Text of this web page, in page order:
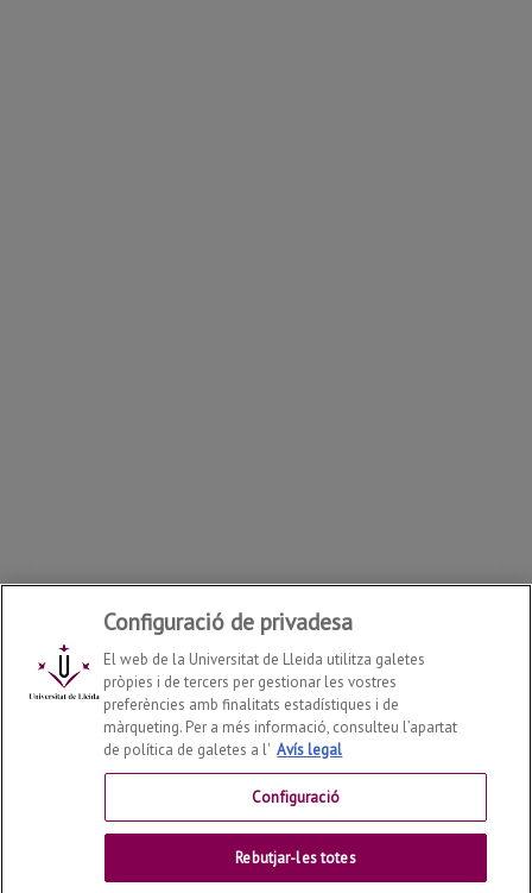
Departament d'Economia i Empresa2026
Contactar
Configuració de privadesa
El web de la Universitat de Lleida utilitza galetes
pròpies i de tercers per gestionar les vostres
preferències amb finalitats estadístiques i de
màrqueting. Per a més informació, consulteu l’apartat
de política de galetes a l' Avís legal
Configuració
Rebutjar-les totes